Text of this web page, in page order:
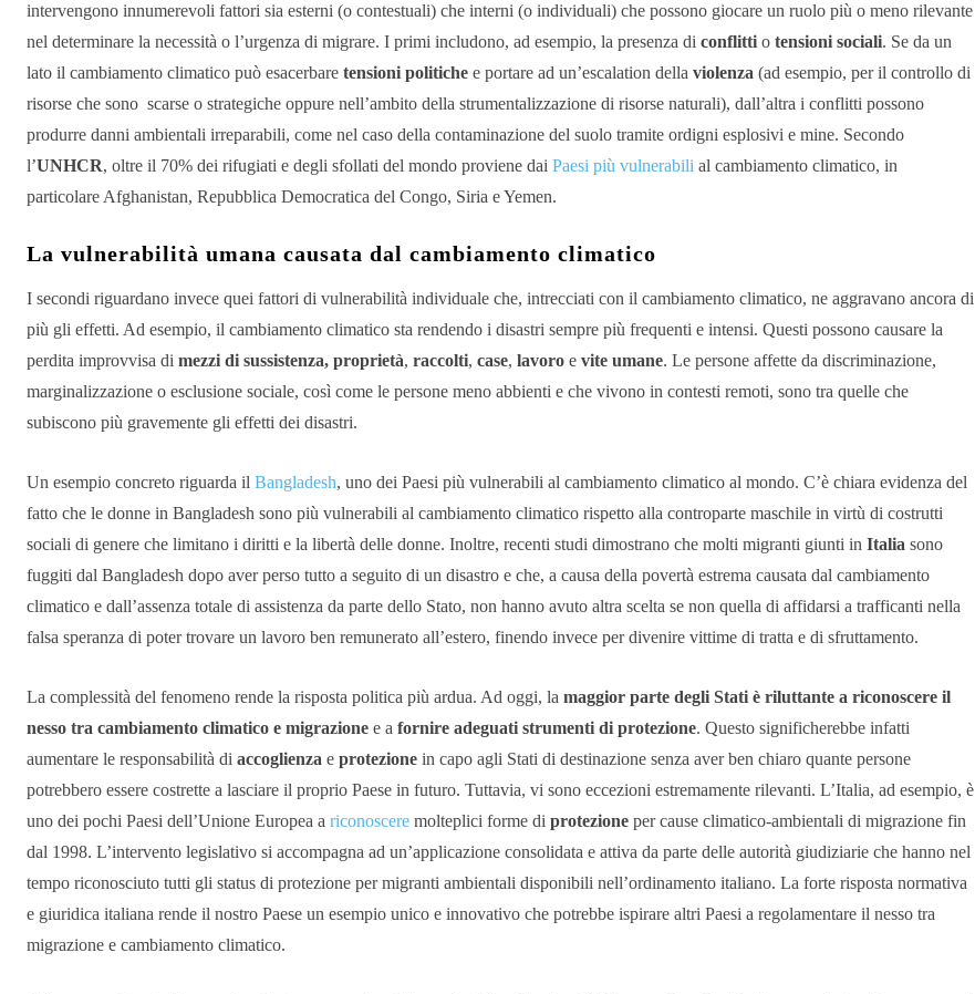
intervengono innumerevoli fattori sia esterni (o contestuali) che interni (o individuali) che possono giocare un ruolo più o meno rilevante
nel determinare la necessità o l’urgenza di migrare. I primi includono, ad esempio, la presenza di conflitti o tensioni sociali. Se da un
lato il cambiamento climatico può esacerbare tensioni politiche e portare ad un’escalation della violenza (ad esempio, per il controllo di
risorse che sono scarse o strategiche oppure nell’ambito della strumentalizzazione di risorse naturali), dall’altra i conflitti possono
produrre danni ambientali irreparabili, come nel caso della contaminazione del suolo tramite ordigni esplosivi e mine. Secondo
l’UNHCR, oltre il 70% dei rifugiati e degli sfollati del mondo proviene dai Paesi più vulnerabili al cambiamento climatico, in
particolare Afghanistan, Repubblica Democratica del Congo, Siria e Yemen.
La vulnerabilità umana causata dal cambiamento climatico
I secondi riguardano invece quei fattori di vulnerabilità individuale che, intrecciati con il cambiamento climatico, ne aggravano ancora di
più gli effetti. Ad esempio, il cambiamento climatico sta rendendo i disastri sempre più frequenti e intensi. Questi possono causare la
perdita improvvisa di mezzi di sussistenza, proprietà, raccolti, case, lavoro e vite umane. Le persone affette da discriminazione,
marginalizzazione o esclusione sociale, così come le persone meno abbienti e che vivono in contesti remoti, sono tra quelle che
subiscono più gravemente gli effetti dei disastri.
Un esempio concreto riguarda il Bangladesh, uno dei Paesi più vulnerabili al cambiamento climatico al mondo. C’è chiara evidenza del
fatto che le donne in Bangladesh sono più vulnerabili al cambiamento climatico rispetto alla controparte maschile in virtù di costrutti
sociali di genere che limitano i diritti e la libertà delle donne. Inoltre, recenti studi dimostrano che molti migranti giunti in Italia sono
fuggiti dal Bangladesh dopo aver perso tutto a seguito di un disastro e che, a causa della povertà estrema causata dal cambiamento
climatico e dall’assenza totale di assistenza da parte dello Stato, non hanno avuto altra scelta se non quella di affidarsi a trafficanti nella
falsa speranza di poter trovare un lavoro ben remunerato all’estero, finendo invece per divenire vittime di tratta e di sfruttamento.
La complessità del fenomeno rende la risposta politica più ardua. Ad oggi, la maggior parte degli Stati è riluttante a riconoscere il
nesso tra cambiamento climatico e migrazione e a fornire adeguati strumenti di protezione. Questo significherebbe infatti
aumentare le responsabilità di accoglienza e protezione in capo agli Stati di destinazione senza aver ben chiaro quante persone
potrebbero essere costrette a lasciare il proprio Paese in futuro. Tuttavia, vi sono eccezioni estremamente rilevanti. L’Italia, ad esempio, è
uno dei pochi Paesi dell’Unione Europea a riconoscere molteplici forme di protezione per cause climatico-ambientali di migrazione fin
dal 1998. L’intervento legislativo si accompagna ad un’applicazione consolidata e attiva da parte delle autorità giudiziarie che hanno nel
tempo riconosciuto tutti gli status di protezione per migranti ambientali disponibili nell’ordinamento italiano. La forte risposta normativa
e giuridica italiana rende il nostro Paese un esempio unico e innovativo che potrebbe ispirare altri Paesi a regolamentare il nesso tra
migrazione e cambiamento climatico.